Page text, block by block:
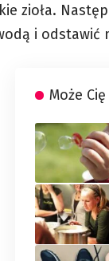
zioła.
i odstawić
Może